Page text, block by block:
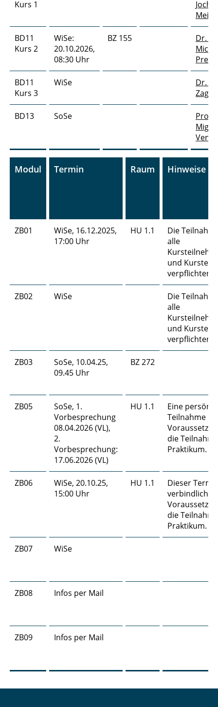
Kurs 1
Meier
BD11
Kurs 2
WiSe:
20.10.2026,
08:30 Uhr
BZ 155
Dr.
BD11
Kurs 3
WiSe
Dr.
BD13 SoSe
Prof.
Modul Termin Raum Hinweise
ZB01
WiSe, 16.12.2025,
17:00 Uhr
HU 1.1
Die
alle
und
verpflichtend.
ZB02 WiSe
Die
alle
und
verpflichtend.
ZB03
SoSe, 10.04.25,
09.45 Uhr
BZ 272
ZB05
SoSe, 1.
Vorbesprechung
08.04.2026 (VL),
2.
Vorbesprechung:
17.06.2026 (VL)
HU 1.1
Eine
Teilnahme ist
die
Praktikum.
ZB06
WiSe, 20.10.25,
15:00 Uhr
HU 1.1
Dieser
verbindliche
die
Praktikum.
ZB07 WiSe
ZB08 Infos per Mail
ZB09 Infos per Mail